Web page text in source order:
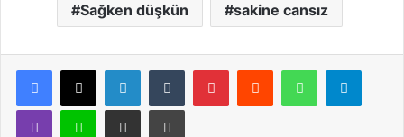
Sağken düşkün sakine cansız
WhatsApp